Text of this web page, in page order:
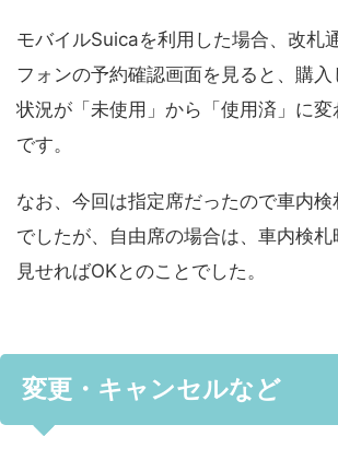
モバイルSuicaを利用した場合、改札
フォンの予約確認画面を見ると、購
状況が「未使用」から「使用済」に変
です。
なお、今回は指定席だったので車内
でしたが、自由席の場合は、車内検
見せればOKとのことでした。
変更・キャンセルなど